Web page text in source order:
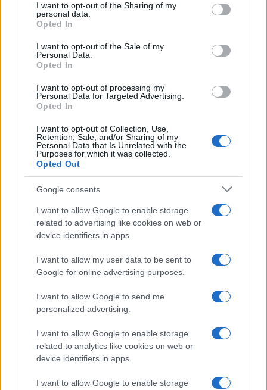
not limited to your visit or usage behaviour. You may click to
grant or deny consent to Google and its third-party tags to
use your data for below specified purposes in below Google
consent section.
I want to opt-out of the Sharing of my
personal data.
Opted In
I want to opt-out of the Sale of my
Personal Data.
Opted In
I want to opt-out of processing my
Personal Data for Targeted Advertising.
Opted In
I want to opt-out of Collection, Use,
Retention, Sale, and/or Sharing of my
Personal Data that Is Unrelated with the
Purposes for which it was collected.
Opted Out
Google consents
I want to allow Google to enable storage
related to advertising like cookies on web or
device identifiers in apps.
I want to allow my user data to be sent to
Google for online advertising purposes.
I want to allow Google to send me
personalized advertising.
I want to allow Google to enable storage
related to analytics like cookies on web or
device identifiers in apps.
I want to allow Google to enable storage
Continua a leggere
NEWS
Personali
Francesca Lombardi · 29 Lug 2026